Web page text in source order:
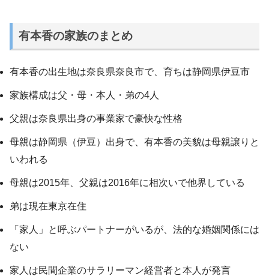
有本香の家族のまとめ
有本香の出生地は奈良県奈良市で、育ちは静岡県伊豆市
家族構成は父・母・本人・弟の4人
父親は奈良県出身の事業家で豪快な性格
母親は静岡県（伊豆）出身で、有本香の美貌は母親譲りと
いわれる
母親は2015年、父親は2016年に相次いで他界している
弟は現在東京在住
「家人」と呼ぶパートナーがいるが、法的な婚姻関係には
ない
家人は民間企業のサラリーマン経営者と本人が発言